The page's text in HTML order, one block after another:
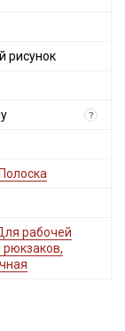
рисунок
?
Полоска
рабочей